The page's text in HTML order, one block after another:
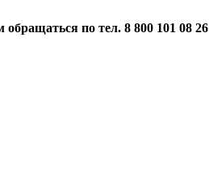
по тел. 8 800 101 08 26